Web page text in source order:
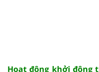
Hoạt động khởi động